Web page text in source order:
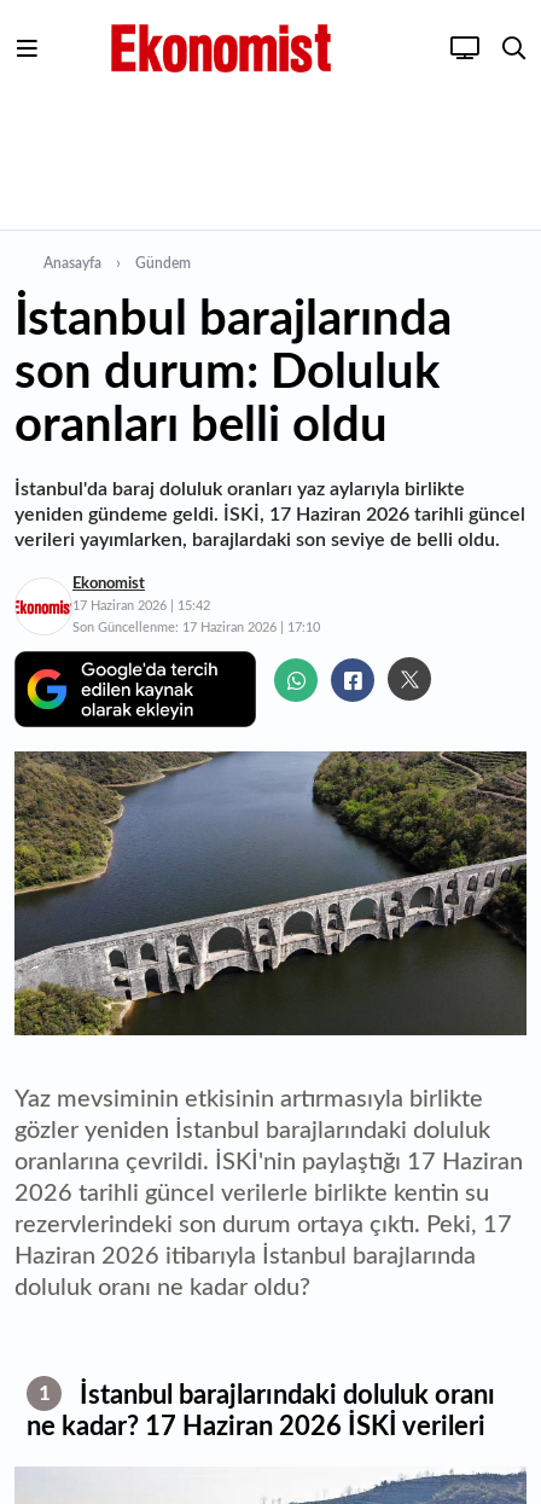
Anasayfa Gündem
İstanbul barajlarında
son durum: Doluluk
oranları belli oldu
İstanbul'da baraj doluluk oranları yaz aylarıyla birlikte
yeniden gündeme geldi. İSKİ, 17 Haziran 2026 tarihli güncel
verileri yayımlarken, barajlardaki son seviye de belli oldu.
Ekonomist
17 Haziran 2026 | 15:42
Son Güncellenme: 17 Haziran 2026 | 17:10
Yaz mevsiminin etkisinin artırmasıyla birlikte
gözler yeniden İstanbul barajlarındaki doluluk
oranlarına çevrildi. İSKİ'nin paylaştığı 17 Haziran
2026 tarihli güncel verilerle birlikte kentin su
rezervlerindeki son durum ortaya çıktı. Peki, 17
Haziran 2026 itibarıyla İstanbul barajlarında
doluluk oranı ne kadar oldu?
1
İstanbul barajlarındaki doluluk oranı
ne kadar? 17 Haziran 2026 İSKİ verileri